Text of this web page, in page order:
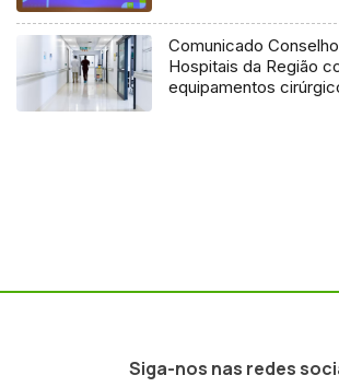
Comunicado
Hospitais da Região
equipamentos
Siga-nos nas redes